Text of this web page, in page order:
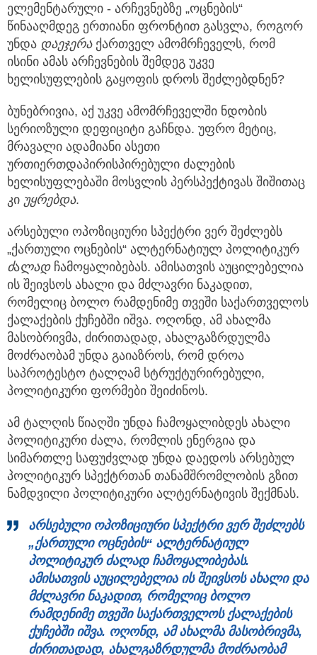
ელემენტარული - არჩევნებზე „ოცნების“
წინააღმდეგ ერთიანი ფრონტით გასვლა, როგორ
უნდა დაეჯერაქართველ ამომრჩეველს, რომ
ისინი ამას არჩევნების შემდეგ უკვე
ხელისუფლების გაყოფის დროს შეძლებდნენ?
ბუნებრივია, აქ უკვე ამომრჩეველში ნდობის
სერიოზული დეფიციტი გაჩნდა. უფრო მეტიც,
მრავალი ადამიანი ასეთი
ურთიერთდაპირისპირებული ძალების
ხელისუფლებაში მოსვლის პერსპექტივას შიშითაც
კი უყრებდა.
არსებული ოპოზიციური სპექტრი ვერ შეძლებს
„ქართული ოცნების“ ალტერნატიულ პოლიტიკურ
ძალადჩამოყალიბებას. ამისათვის აუცილებელია
ის შეივსოს ახალი და მძლავრი ნაკადით,
რომელიც ბოლო რამდენიმე თვეში საქართველოს
ქალაქების ქუჩებში იშვა. ოღონდ, ამ ახალმა
მასობრივმა, ძირითადად, ახალგაზრდულმა
მოძრაობამ უნდა გაიაზროს, რომ დროა
საპროტესტო ტალღამ სტრუქტურირებული,
პოლიტიკური ფორმები შეიძინოს.
ამ ტალღის წიაღში უნდა ჩამოყალიბდეს ახალი
პოლიტიკური ძალა, რომლის ენერგია და
სიმართლე საფუძვლად უნდა დაედოს არსებულ
პოლიტიკურ სპექტრთან თანამშრომლობის გზით
ნამდვილი პოლიტიკური ალტერნატივის შექმნას.
არსებული ოპოზიციური სპექტრი ვერ შეძლებს
„ქართული ოცნების“ ალტერნატიულ
პოლიტიკურ ძალადჩამოყალიბებას.
ამისათვის აუცილებელია ის შეივსოს ახალი და
მძლავრი ნაკადით, რომელიც ბოლო
რამდენიმე თვეში საქართველოს ქალაქების
ქუჩებში იშვა. ოღონდ, ამ ახალმა მასობრივმა,
ძირითადად, ახალგაზრდულმა მოძრაობამ